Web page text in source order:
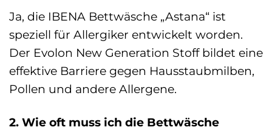
Ja, die IBENA Bettwäsche „Astana“ ist
speziell für Allergiker entwickelt worden.
Der Evolon New Generation Stoff bildet eine
effektive Barriere gegen Hausstaubmilben,
Pollen und andere Allergene.
2. Wie oft muss ich die Bettwäsche